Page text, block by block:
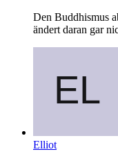
Den Buddhismus
ändert daran gar
Elliot